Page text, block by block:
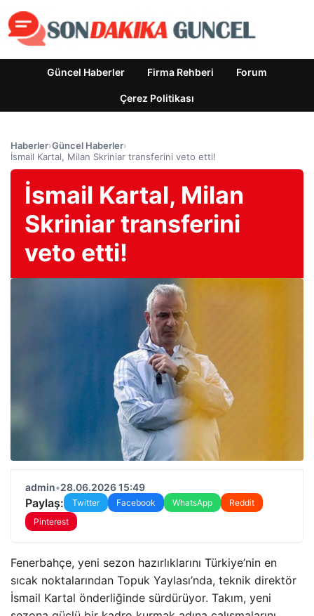
Güncel Haberler Firma Rehberi Forum
Çerez Politikası
Haberler›Güncel Haberler›
İsmail Kartal, Milan Skriniar transferini veto etti!
İsmail Kartal, Milan
Skriniar transferini
veto etti!
admin•28.06.2026 15:49
Paylaş: Twitter Facebook WhatsApp
Reddit
Pinterest
Fenerbahçe, yeni sezon hazırlıklarını Türkiye’nin en
sıcak noktalarından Topuk Yaylası’nda, teknik direktör
İsmail Kartal önderliğinde sürdürüyor. Takım, yeni